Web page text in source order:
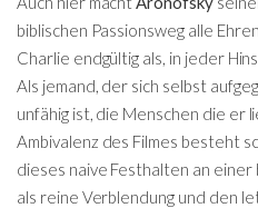
biblischen Passionsweg alle
Charlie endgültig als, in jeder
Als jemand, der sich selbst
unfähig ist, die Menschen die er
Ambivalenz des Filmes besteht
dieses naive Festhalten an
als reine Verblendung und den